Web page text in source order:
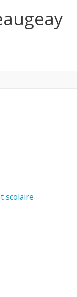
scolaire